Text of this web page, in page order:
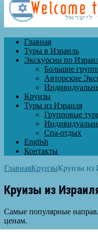
Главная
Туры в Израиль
Экскурсии по
Большие
Авторские
Круизы
Туры из Израиля
Групповые
Спа-отдых
English
Контакты
ГлавнаяКруизыКруизы из
Круизы из
Самые популярные
ценам.